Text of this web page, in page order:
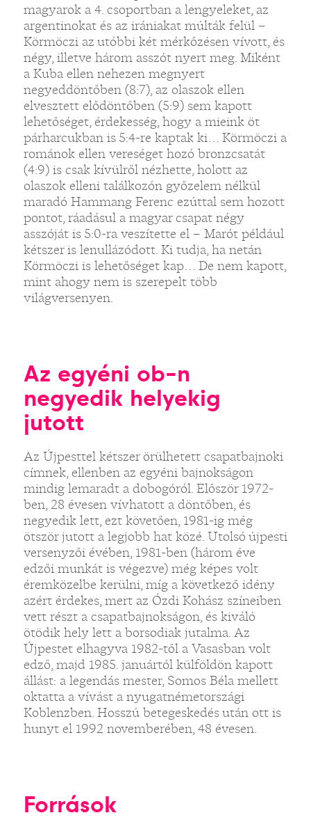
magyarok a 4. csoportban a lengyeleket, az
argentinokat és az irániakat múlták felül –
Körmöczi az utóbbi két mérkőzésen vívott, és
négy, illetve három asszót nyert meg. Miként
a Kuba ellen nehezen megnyert
negyeddöntőben (8:7), az olaszok ellen
elvesztett elődöntőben (5:9) sem kapott
lehetőséget, érdekesség, hogy a mieink öt
párharcukban is 5:4-re kaptak ki… Körmöczi a
románok ellen vereséget hozó bronzcsatát
(4:9) is csak kívülről nézhette, holott az
olaszok elleni találkozón győzelem nélkül
maradó Hammang Ferenc ezúttal sem hozott
pontot, ráadásul a magyar csapat négy
asszóját is 5:0-ra veszítette el – Marót például
kétszer is lenullázódott. Ki tudja, ha netán
Körmöczi is lehetőséget kap… De nem kapott,
mint ahogy nem is szerepelt több
világversenyen.
Az egyéni ob-n
negyedik helyekig
jutott
Az Újpesttel kétszer örülhetett csapatbajnoki
címnek, ellenben az egyéni bajnokságon
mindig lemaradt a dobogóról. Először 1972-
ben, 28 évesen vívhatott a döntőben, és
negyedik lett, ezt követően, 1981-ig még
ötször jutott a legjobb hat közé. Utolsó újpesti
versenyzői évében, 1981-ben (három éve
edzői munkát is végezve) még képes volt
éremközelbe kerülni, míg a következő idény
azért érdekes, mert az Ózdi Kohász színeiben
vett részt a csapatbajnokságon, és kiváló
ötödik hely lett a borsodiak jutalma. Az
Újpestet elhagyva 1982-től a Vasasban volt
edző, majd 1985. januártól külföldön kapott
állást: a legendás mester, Somos Béla mellett
oktatta a vívást a nyugatnémetországi
Koblenzben. Hosszú betegeskedés után ott is
hunyt el 1992 novemberében, 48 évesen.
Források